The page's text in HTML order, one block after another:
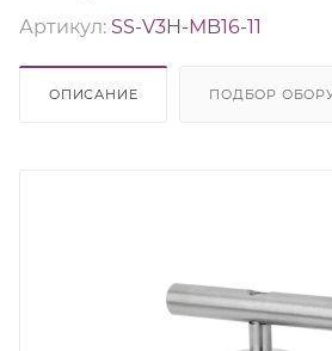
Артикул: SS-V3H-MB16-11
ОПИСАНИЕ ПОДБОР